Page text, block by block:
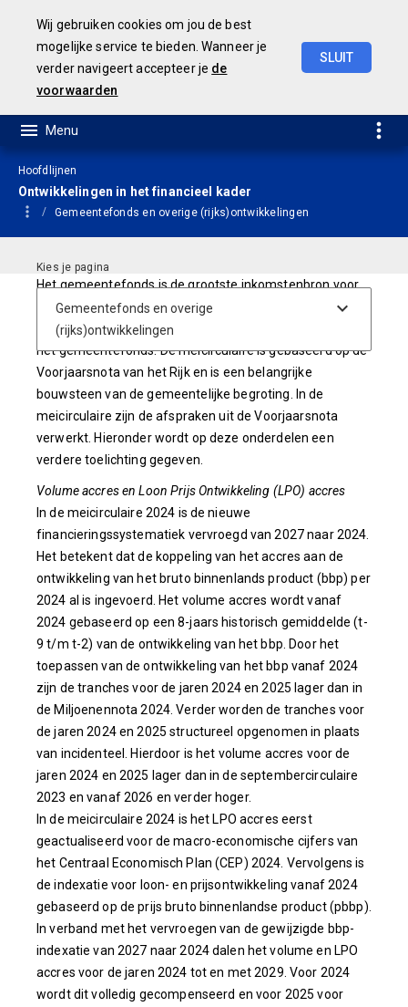
Wij gebruiken cookies om jou de best
mogelijke service te bieden. Wanneer je
verder navigeert accepteer je de
voorwaarden
SLUIT
Hoofdlijnen
Ontwikkelingen in het financieel kader
Gemeentefonds en overige (rijks)ontwikkelingen
Het gemeentefonds is de grootste inkomstenbron voor
gemeenten. Jaarlijks worden gemeenten op een drietal
momenten geïnformeerd over de actuele raming van
het gemeentefonds. De meicirculaire is gebaseerd op de
Voorjaarsnota van het Rijk en is een belangrijke
bouwsteen van de gemeentelijke begroting. In de
meicirculaire zijn de afspraken uit de Voorjaarsnota
verwerkt. Hieronder wordt op deze onderdelen een
verdere toelichting gegeven.
Volume accres en Loon Prijs Ontwikkeling (LPO) accres
In de meicirculaire 2024 is de nieuwe
financieringssystematiek vervroegd van 2027 naar 2024.
Het betekent dat de koppeling van het accres aan de
ontwikkeling van het bruto binnenlands product (bbp) per
2024 al is ingevoerd. Het volume accres wordt vanaf
2024 gebaseerd op een 8-jaars historisch gemiddelde (t-
9 t/m t-2) van de ontwikkeling van het bbp. Door het
toepassen van de ontwikkeling van het bbp vanaf 2024
zijn de tranches voor de jaren 2024 en 2025 lager dan in
de Miljoenennota 2024. Verder worden de tranches voor
de jaren 2024 en 2025 structureel opgenomen in plaats
van incidenteel. Hierdoor is het volume accres voor de
jaren 2024 en 2025 lager dan in de septembercirculaire
2023 en vanaf 2026 en verder hoger.
In de meicirculaire 2024 is het LPO accres eerst
geactualiseerd voor de macro-economische cijfers van
het Centraal Economisch Plan (CEP) 2024. Vervolgens is
de indexatie voor loon- en prijsontwikkeling vanaf 2024
gebaseerd op de prijs bruto binnenlandse product (pbbp).
In verband met het vervroegen van de gewijzigde bbp-
indexatie van 2027 naar 2024 dalen het volume en LPO
accres voor de jaren 2024 tot en met 2029. Voor 2024
wordt dit volledig gecompenseerd en voor 2025 voor